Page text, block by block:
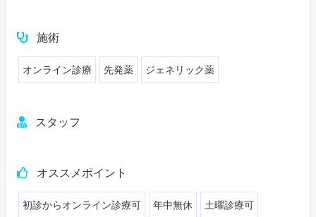
施術
オンライン診療 先発薬 ジェネリック薬
スタッフ
オススメポイント
初診からオンライン診療可 年中無休 土曜診療可